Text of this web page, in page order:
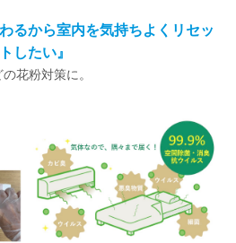
るから室内を気持ちよくリセッ
トしたい』
花粉対策に。